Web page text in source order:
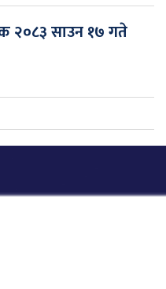
२०८३ साउन १७ गते